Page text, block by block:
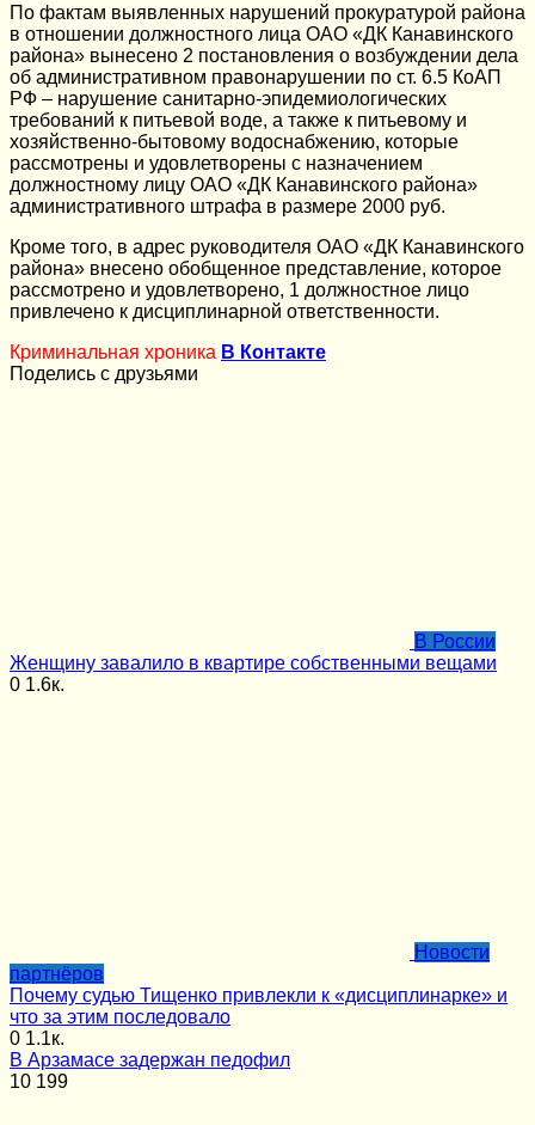
По фактам выявленных нарушений прокуратурой района
в отношении должностного лица ОАО «ДК Канавинского
района» вынесено 2 постановления о возбуждении дела
об административном правонарушении по ст. 6.5 КоАП
РФ – нарушение санитарно-эпидемиологических
требований к питьевой воде, а также к питьевому и
хозяйственно-бытовому водоснабжению, которые
рассмотрены и удовлетворены с назначением
должностному лицу ОАО «ДК Канавинского района»
административного штрафа в размере 2000 руб.
Кроме того, в адрес руководителя ОАО «ДК Канавинского
района» внесено обобщенное представление, которое
рассмотрено и удовлетворено, 1 должностное лицо
привлечено к дисциплинарной ответственности.
Криминальная хроника В Контакте
Поделись с друзьями
В России
Женщину завалило в квартире собственными вещами
0 1.6к.
Новости
партнёров
Почему судью Тищенко привлекли к «дисциплинарке» и
что за этим последовало
0 1.1к.
В Арзамасе задержан педофил
10 199